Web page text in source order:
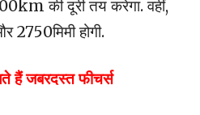
की दूरी तय करेगा. वहीं,
2750मिमी होगी.
हैं जबरदस्त फीचर्स